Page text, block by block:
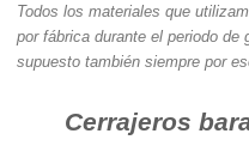
Todos los materiales que
por fábrica durante el periodo de
supuesto también siempre por
Cerrajeros